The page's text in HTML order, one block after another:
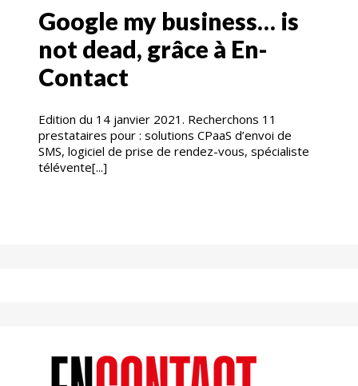
Google my business… is
not dead, grâce à En-
Contact
Edition du 14 janvier 2021. Recherchons 11
prestataires pour : solutions CPaaS d’envoi de
SMS, logiciel de prise de rendez-vous, spécialiste
télévente[...]